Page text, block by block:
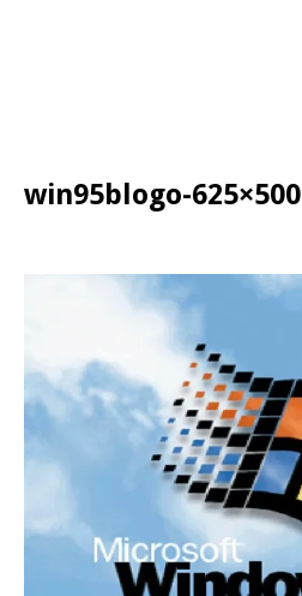
win95blogo-625×500